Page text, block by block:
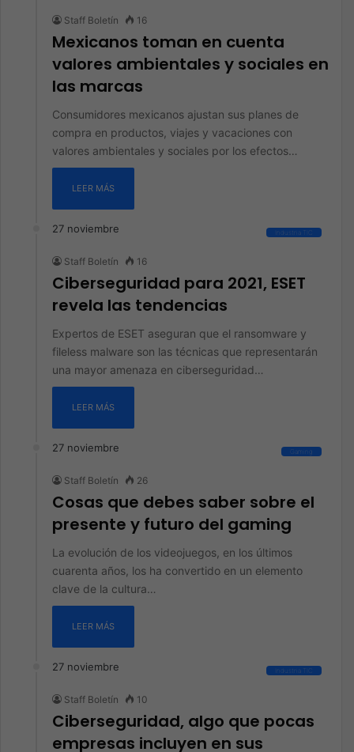
Staff Boletín 16
Mexicanos toman en cuenta
valores ambientales y sociales en
las marcas
Consumidores mexicanos ajustan sus planes de
compra en productos, viajes y vacaciones con
valores ambientales y sociales por los efectos…
LEER MÁS
27 noviembre Industria TIC
Staff Boletín 16
Ciberseguridad para 2021, ESET
revela las tendencias
Expertos de ESET aseguran que el ransomware y
fileless malware son las técnicas que representarán
una mayor amenaza en ciberseguridad…
LEER MÁS
27 noviembre Gaming
Staff Boletín 26
Cosas que debes saber sobre el
presente y futuro del gaming
La evolución de los videojuegos, en los últimos
cuarenta años, los ha convertido en un elemento
clave de la cultura…
LEER MÁS
27 noviembre Industria TIC
Staff Boletín 10
Ciberseguridad, algo que pocas
empresas incluyen en sus